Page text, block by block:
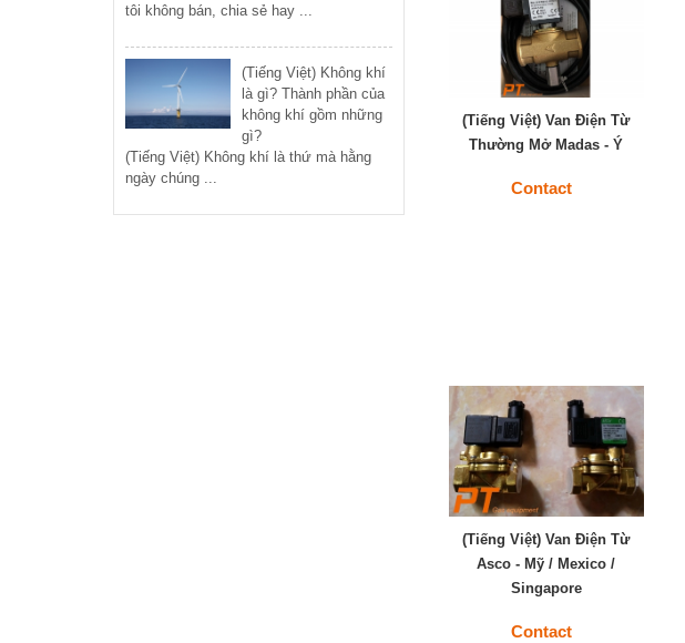
tôi không bán, chia sẻ hay ...
(Tiếng Việt) Không khí
là gì? Thành phần của
không khí gồm những
gì?
(Tiếng Việt) Không khí là thứ mà hằng
ngày chúng ...
(Tiếng Việt) Van Điện Từ
Thường Mở Madas - Ý
Contact
(Tiếng Việt) Van Điện Từ
Asco - Mỹ / Mexico /
Singapore
Contact